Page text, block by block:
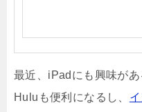
最近、iPadにも興味が
Huluも便利になるし、